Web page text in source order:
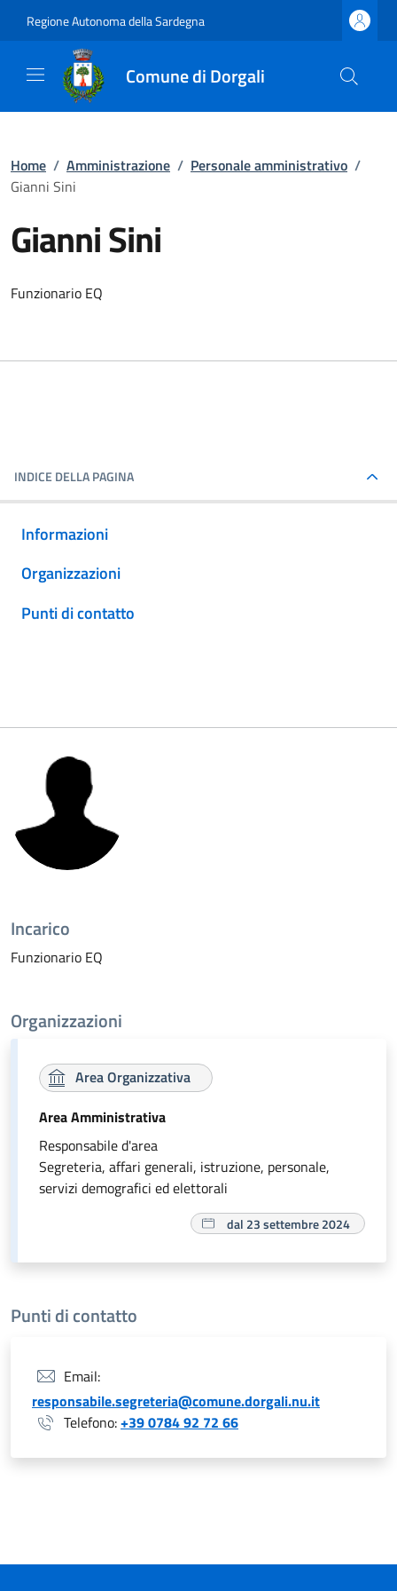
Regione Autonoma della Sardegna
Comune di Dorgali
Home / Amministrazione / Personale amministrativo /
Gianni Sini
Gianni Sini
Funzionario EQ
INDICE DELLA PAGINA
Informazioni
Organizzazioni
Punti di contatto
Incarico
Funzionario EQ
Organizzazioni
Area Organizzativa
Area Amministrativa
Responsabile d'area
Segreteria, affari generali, istruzione, personale,
servizi demografici ed elettorali
dal 23 settembre 2024
Punti di contatto
Email:
responsabile.segreteria@comune.dorgali.nu.it
Telefono:+39 0784 92 72 66